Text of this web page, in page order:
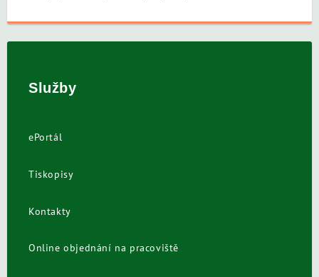
Služby
ePortál
Tiskopisy
Kontakty
Online objednání na pracoviště